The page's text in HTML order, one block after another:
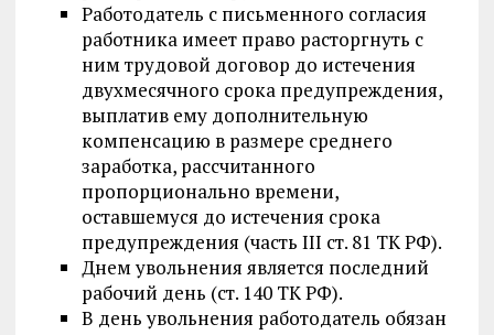
Работодатель с письменного согласия
работника имеет право расторгнуть с
ним трудовой договор до истечения
двухмесячного срока предупреждения,
выплатив ему дополнительную
компенсацию в размере среднего
заработка, рассчитанного
пропорционально времени,
оставшемуся до истечения срока
предупреждения (часть III ст. 81 ТК РФ).
Днем увольнения является последний
рабочий день (ст. 140 ТК РФ).
В день увольнения работодатель обязан